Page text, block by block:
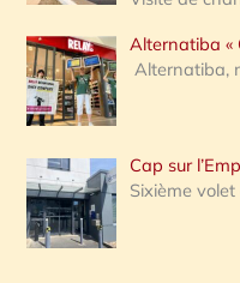
Alternatiba «
Alternatiba,
Cap sur
Sixième